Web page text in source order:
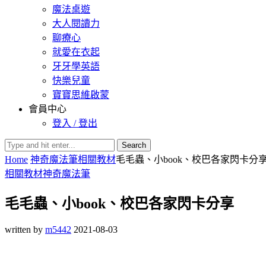
魔法桌遊
大人閱讀力
聊療心
就愛在衣起
牙牙學英語
快樂兒童
寶寶思維啟蒙
會員中心
登入 / 登出
Search
Home 神奇魔法筆相關教材毛毛蟲、小book、校巴各家閃卡分
相關教材神奇魔法筆
毛毛蟲、小book、校巴各家閃卡分享
written by m5442 2021-08-03